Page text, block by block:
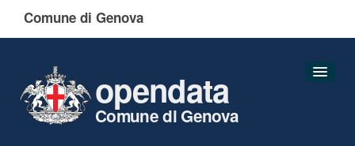
Comune di Genova
opendata
Comune di Genova